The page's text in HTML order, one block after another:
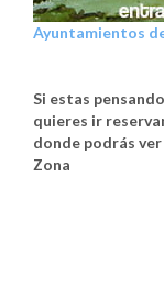
Ayuntamientos
Si estas
quieres ir
donde podrás
Zona